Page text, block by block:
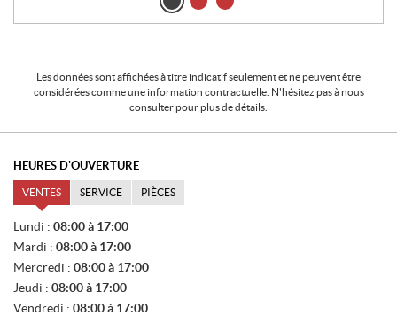
Les données sont affichées à titre indicatif seulement et ne peuvent être
considérées comme une information contractuelle. N'hésitez pas à nous
consulter pour plus de détails.
HEURES D'OUVERTURE
VENTES SERVICE PIÈCES
V
N
T
E
S
Lundi : 08:00 à 17:00
Mardi : 08:00 à 17:00
Mercredi : 08:00 à 17:00
Jeudi : 08:00 à 17:00
Vendredi : 08:00 à 17:00